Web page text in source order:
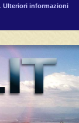
Ulteriori informazioni